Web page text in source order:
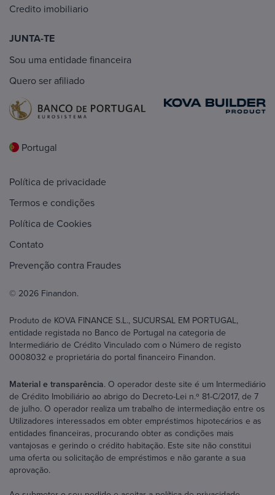
Credito imobiliario
JUNTA-TE
Sou uma entidade financeira
Quero ser afiliado
Portugal
Política de privacidade
Termos e condições
Política de Cookies
Contato
Prevenção contra Fraudes
© 2026 Finandon.
Produto de KOVA FINANCE S.L., SUCURSAL EM PORTUGAL,
entidade registada no Banco de Portugal na categoria de
Intermediário de Crédito Vinculado com o Número de registo
0008032 e proprietária do portal financeiro Finandon.
Material e transparência. O operador deste site é um Intermediário
de Crédito Imobiliário ao abrigo do Decreto-Lei n.º 81-C/2017, de 7
de julho. O operador realiza um trabalho de intermediação entre os
Utilizadores interessados em obter empréstimos hipotecários e as
entidades financeiras, procurando obter as condições mais
vantajosas e gerindo o crédito habitação. Este site não constitui
uma oferta ou solicitação de empréstimos e não garante a sua
aprovação.